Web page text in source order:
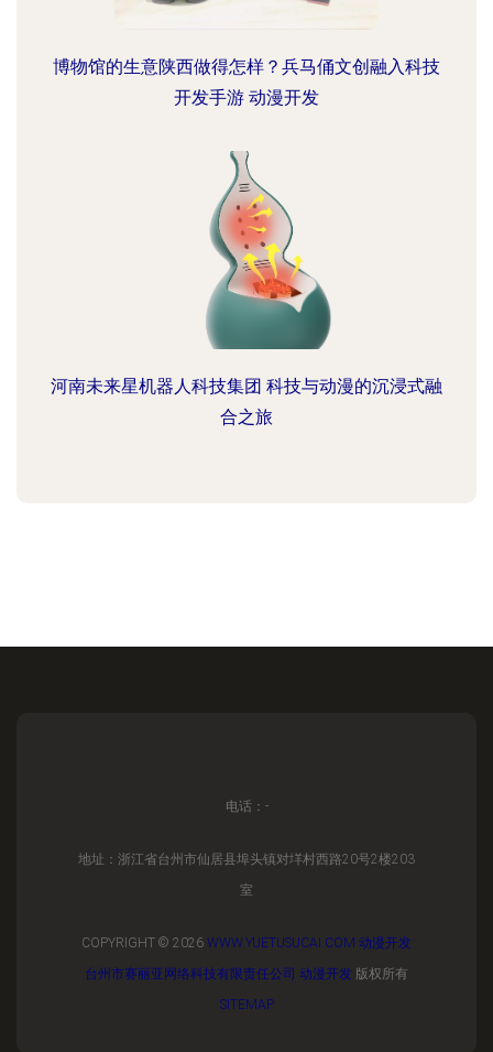
博物馆的生意陕西做得怎样？兵马俑文创融入科技
开发手游 动漫开发
河南未来星机器人科技集团 科技与动漫的沉浸式融
合之旅
电话：-
地址：浙江省台州市仙居县埠头镇对垟村西路20号2楼203
室
COPYRIGHT © 2026 WWW.YUETUSUCAI.COM 动漫开发
台州市赛丽亚网络科技有限责任公司 动漫开发 版权所有
SITEMAP